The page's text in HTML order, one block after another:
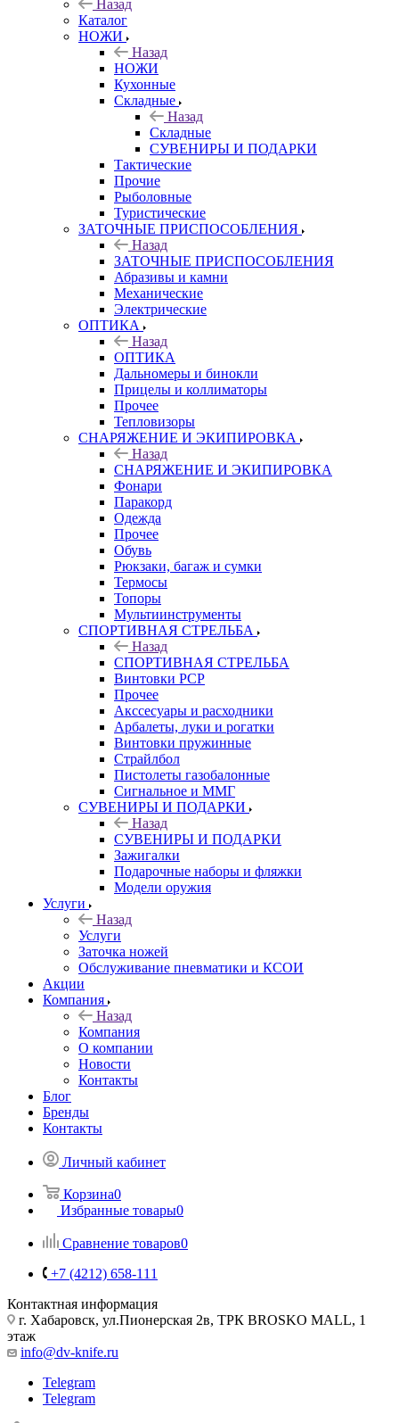
Назад
Каталог
НОЖИ
Назад
НОЖИ
Кухонные
Складные
Назад
Складные
СУВЕНИРЫ И ПОДАРКИ
Тактические
Прочие
Рыболовные
Туристические
ЗАТОЧНЫЕ ПРИСПОСОБЛЕНИЯ
Назад
ЗАТОЧНЫЕ ПРИСПОСОБЛЕНИЯ
Абразивы и камни
Механические
Электрические
ОПТИКА
Назад
ОПТИКА
Дальномеры и бинокли
Прицелы и коллиматоры
Прочее
Тепловизоры
СНАРЯЖЕНИЕ И ЭКИПИРОВКА
Назад
СНАРЯЖЕНИЕ И ЭКИПИРОВКА
Фонари
Паракорд
Одежда
Прочее
Обувь
Рюкзаки, багаж и сумки
Термосы
Топоры
Мультиинструменты
СПОРТИВНАЯ СТРЕЛЬБА
Назад
СПОРТИВНАЯ СТРЕЛЬБА
Винтовки PCP
Прочее
Акссесуары и расходники
Арбалеты, луки и рогатки
Винтовки пружинные
Страйлбол
Пистолеты газобалонные
Сигнальное и ММГ
СУВЕНИРЫ И ПОДАРКИ
Назад
СУВЕНИРЫ И ПОДАРКИ
Зажигалки
Подарочные наборы и фляжки
Модели оружия
Услуги
Назад
Услуги
Заточка ножей
Обслуживание пневматики и КСОИ
Акции
Компания
Назад
Компания
О компании
Новости
Контакты
Блог
Бренды
Контакты
Личный кабинет
Корзина0
Избранные товары0
Сравнение товаров0
+7 (4212) 658-111
Контактная информация
г. Хабаровск, ул.Пионерская 2в, ТРК BROSKO MALL, 1
этаж
info@dv-knife.ru
Telegram
Telegram